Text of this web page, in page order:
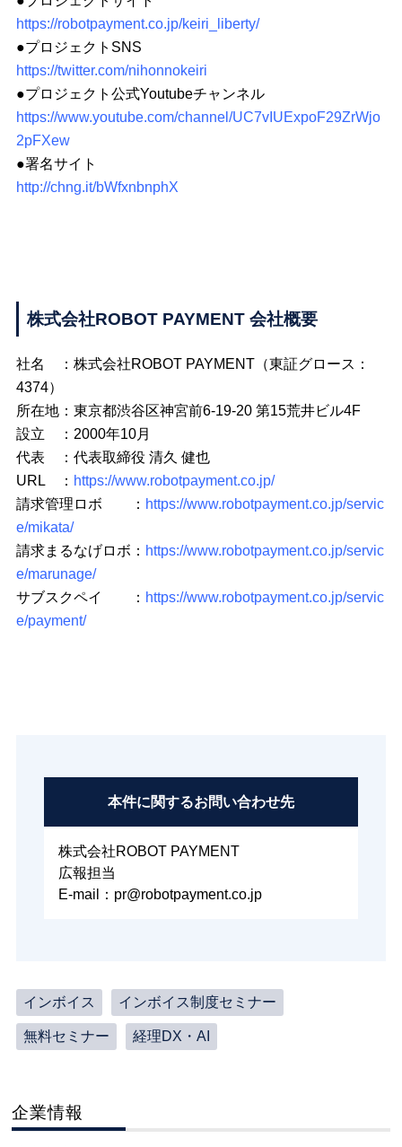
https://robotpayment.co.jp/keiri_liberty/
●プロジェクトSNS
https://twitter.com/nihonnokeiri
●プロジェクト公式Youtubeチャンネル
https://www.youtube.com/channel/UC7vIUExpoF29ZrWjo
2pFXew
●署名サイト
http://chng.it/bWfxnbnphX
株式会社ROBOT PAYMENT 会社概要
社名 ：株式会社ROBOT PAYMENT（東証グロース：
4374）
所在地：東京都渋谷区神宮前6-19-20 第15荒井ビル4F
設立 ：2000年10月
代表 ：代表取締役 清久 健也
URL ： https://www.robotpayment.co.jp/
請求管理ロボ ： https://www.robotpayment.co.jp/servic
e/mikata/
請求まるなげロボ： https://www.robotpayment.co.jp/servic
e/marunage/
サブスクペイ ： https://www.robotpayment.co.jp/servic
e/payment/
本件に関するお問い合わせ先
株式会社ROBOT PAYMENT
広報担当
E-mail：pr@robotpayment.co.jp
インボイス インボイス制度セミナー
無料セミナー 経理DX・AI
企業情報